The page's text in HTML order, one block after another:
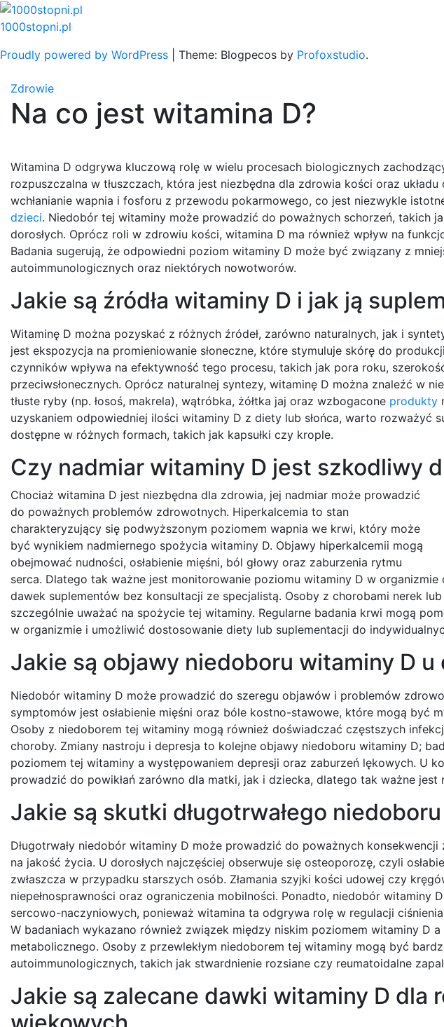
Skip
to
1000stopni.pl
Proudly powered by WordPress
Theme: Blogpecos by Profoxstudio.
Zdrowie
Na co jest witamina D?
Witamina D odgrywa kluczową rolę w wielu procesach biologicznych
rozpuszczalna w tłuszczach, która jest niezbędna dla zdrowia kości oraz
wchłanianie wapnia i fosforu z przewodu pokarmowego, co jest niezwykle
dzieci. Niedobór tej witaminy może prowadzić do poważnych schorzeń, takich
dorosłych. Oprócz roli w zdrowiu kości, witamina D ma również wpływ na
Badania sugerują, że odpowiedni poziom witaminy D może być związany z
autoimmunologicznych oraz niektórych nowotworów.
Jakie są źródła witaminy D i jak ją
Witaminę D można pozyskać z różnych źródeł, zarówno naturalnych, jak i
jest ekspozycja na promieniowanie słoneczne, które stymuluje skórę do
czynników wpływa na efektywność tego procesu, takich jak pora roku,
przeciwsłonecznych. Oprócz naturalnej syntezy, witaminę D można znaleźć w
tłuste ryby (np. łosoś, makrela), wątróbka, żółtka jaj oraz wzbogacone produkty
uzyskaniem odpowiedniej ilości witaminy D z diety lub słońca, warto rozważyć
dostępne w różnych formach, takich jak kapsułki czy krople.
Czy nadmiar witaminy D jest szkodliwy
Chociaż witamina D jest niezbędna dla zdrowia, jej nadmiar może prowadzić
do poważnych problemów zdrowotnych. Hiperkalcemia to stan
charakteryzujący się podwyższonym poziomem wapnia we krwi, który może
być wynikiem nadmiernego spożycia witaminy D. Objawy hiperkalcemii mogą
obejmować nudności, osłabienie mięśni, ból głowy oraz zaburzenia rytmu
serca. Dlatego tak ważne jest monitorowanie poziomu witaminy D w organizmie
dawek suplementów bez konsultacji ze specjalistą. Osoby z chorobami nerek
szczególnie uważać na spożycie tej witaminy. Regularne badania krwi mogą
w organizmie i umożliwić dostosowanie diety lub suplementacji do
Jakie są objawy niedoboru witaminy D u
Niedobór witaminy D może prowadzić do szeregu objawów i problemów
symptomów jest osłabienie mięśni oraz bóle kostno-stawowe, które mogą być
Osoby z niedoborem tej witaminy mogą również doświadczać częstszych
choroby. Zmiany nastroju i depresja to kolejne objawy niedoboru witaminy D;
poziomem tej witaminy a występowaniem depresji oraz zaburzeń lękowych. U
prowadzić do powikłań zarówno dla matki, jak i dziecka, dlatego tak ważne
Jakie są skutki długotrwałego
Długotrwały niedobór witaminy D może prowadzić do poważnych
na jakość życia. U dorosłych najczęściej obserwuje się osteoporozę, czyli
zwłaszcza w przypadku starszych osób. Złamania szyjki kości udowej czy
niepełnosprawności oraz ograniczenia mobilności. Ponadto, niedobór witaminy
sercowo-naczyniowych, ponieważ witamina ta odgrywa rolę w regulacji
W badaniach wykazano również związek między niskim poziomem witaminy D
metabolicznego. Osoby z przewlekłym niedoborem tej witaminy mogą być
autoimmunologicznych, takich jak stwardnienie rozsiane czy reumatoidalne
Jakie są zalecane dawki witaminy D dla